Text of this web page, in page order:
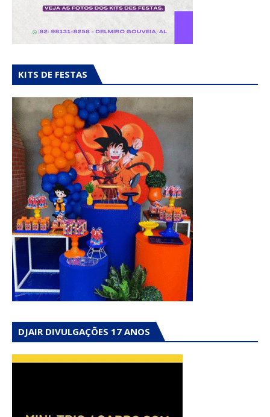
KITS DE FESTAS
DJAIR DIVULGAÇÕES 17 ANOS